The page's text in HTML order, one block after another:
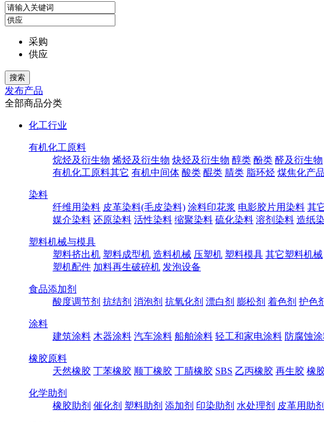
采购
供应
发布产品
全部商品分类
化工行业
有机化工原料
烷烃及衍生物 烯烃及衍生物 炔烃及衍生物 醇类 酚类 醛及衍生物
有机化工原料其它 有机中间体 酸类 醌类 腈类 脂环烃 煤焦化产品
染料
纤维用染料 皮革染料(毛皮染料) 涂料印花浆 电影胶片用染料 其
媒介染料 还原染料 活性染料 缩聚染料 硫化染料 溶剂染料 造纸
塑料机械与模具
塑料挤出机 塑料成型机 造料机械 压塑机 塑料模具 其它塑料机械
塑机配件 加料再生破碎机 发泡设备
食品添加剂
酸度调节剂 抗结剂 消泡剂 抗氧化剂 漂白剂 膨松剂 着色剂 护色
涂料
建筑涂料 木器涂料 汽车涂料 船舶涂料 轻工和家电涂料 防腐蚀
橡胶原料
天然橡胶 丁苯橡胶 顺丁橡胶 丁腈橡胶 SBS 乙丙橡胶 再生胶 橡
化学助剂
橡胶助剂 催化剂 塑料助剂 添加剂 印染助剂 水处理剂 皮革用助剂